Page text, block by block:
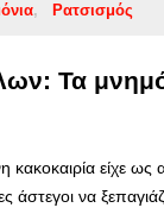
Ρατσισμός
Τα
είχε ως
άστεγοι να